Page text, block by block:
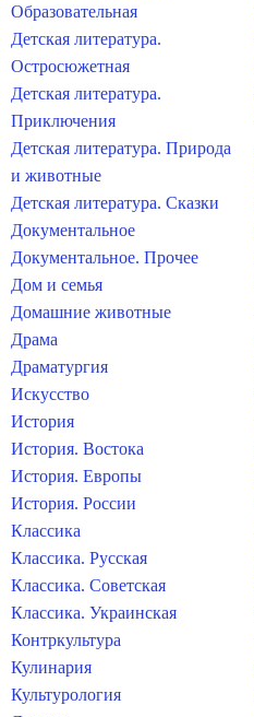
Образовательная
Детская литература.
Остросюжетная
Детская литература.
Приключения
Детская литература. Природа
и животные
Детская литература. Сказки
Документальное
Документальное. Прочее
Дом и семья
Домашние животные
Драма
Драматургия
Искусство
История
История. Востока
История. Европы
История. России
Классика
Классика. Русская
Классика. Советская
Классика. Украинская
Контркультура
Кулинария
Культурология